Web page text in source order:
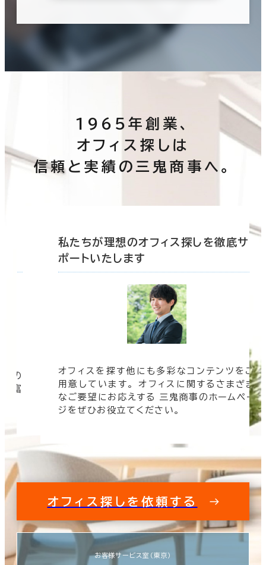
1965年創業、
オフィス探しは
信頼と実績の三鬼商事へ。
の
豊富
私たちが理想のオフィス探しを徹底サ
ポートいたします
オフィスを探す他にも多彩なコンテンツをご
用意しています。 オフィスに関するさまざま
なご要望にお応えする 三鬼商事のホームペー
ジをぜひお役立てください。
オフィス探しを依頼する
お客様サービス室（東京）